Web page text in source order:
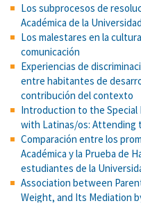
Los subprocesos de
Académica de la
Los malestares en la
comunicación
Experiencias de
entre habitantes de
contribución del contexto
Introduction to the Special
with Latinas/os: Attending
Comparación entre los
Académica y la Prueba de
estudiantes de la
Association between
Weight, and Its Mediation